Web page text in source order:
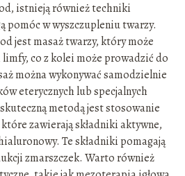
istnieją również techniki
pomóc w wyszczupleniu twarzy.
jest masaż twarzy, który może
co z kolei może prowadzić do
można wykonywać samodzielnie
eterycznych lub specjalnych
metodą jest stosowanie
zawierają składniki aktywne,
Te składniki pomagają
zmarszczek. Warto również